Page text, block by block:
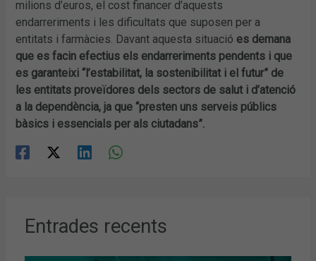
milions d’euros, el cost financer d’aquests
endarreriments i les dificultats que suposen per a
entitats i farmàcies. Davant aquesta situació es demana
que es facin efectius els endarreriments pendents i que
es garanteixi “l’estabilitat, la sostenibilitat i el futur” de
les entitats proveïdores dels sectors de salut i d’atenció
a la dependència, ja que “presten uns serveis públics
bàsics i essencials per als ciutadans”.
Entrades recents